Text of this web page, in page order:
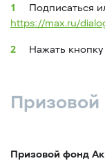
Подписаться
https://max.ru/
Нажать кнопку
Призовой фонд